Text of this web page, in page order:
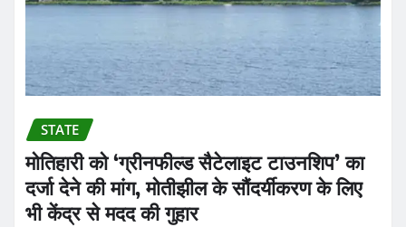
STATE
मोतिहारी को ‘ग्रीनफील्ड सैटेलाइट टाउनशिप’ का
दर्जा देने की मांग, मोतीझील के सौंदर्यीकरण के लिए
भी केंद्र से मदद की गुहार